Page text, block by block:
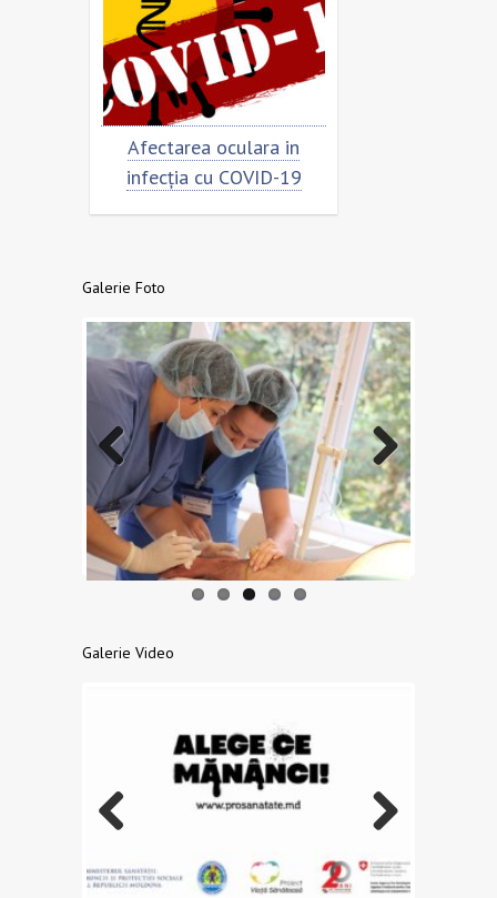
Afectarea oculara in
infecția cu COVID-19
Galerie Foto
Previo
us
Next
Galerie Video
us